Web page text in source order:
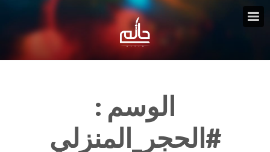
الوسم :
#الحجر_المنزلي